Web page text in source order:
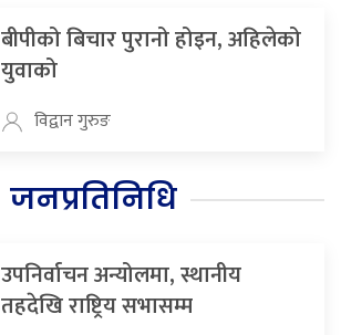
बीपीको बिचार पुरानो होइन, अहिलेको
युवाको
विद्वान गुरुङ
जनप्रतिनिधि
उपनिर्वाचन अन्योलमा, स्थानीय
तहदेखि राष्ट्रिय सभासम्म